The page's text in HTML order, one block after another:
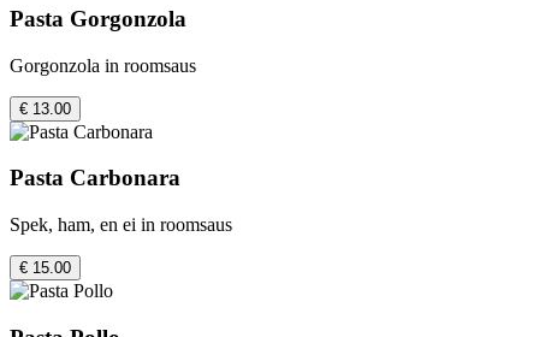
Pasta Gorgonzola
Gorgonzola in roomsaus
€ 13.00
Pasta Carbonara
Spek, ham, en ei in roomsaus
€ 15.00